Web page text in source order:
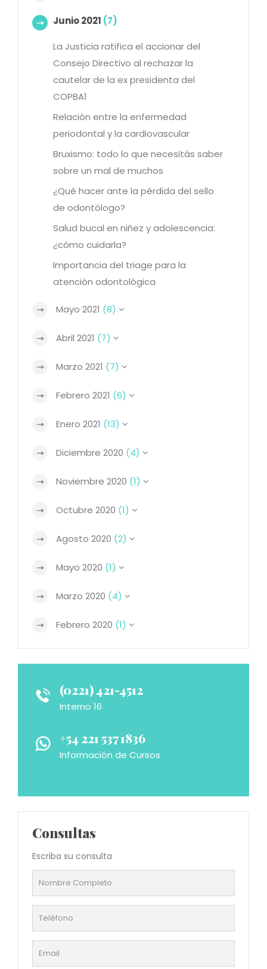
Junio 2021 (7)
La Justicia ratifica el accionar del
Consejo Directivo al rechazar la
cautelar de la ex presidenta del
COPBA1
Relación entre la enfermedad
periodontal y la cardiovascular
Bruxismo: todo lo que necesitás saber
sobre un mal de muchos
¿Qué hacer ante la pérdida del sello
de odontólogo?
Salud bucal en niñez y adolescencia:
¿cómo cuidarla?
Importancia del triage para la
atención odontológica
Mayo 2021 (8)
Abril 2021 (7)
Marzo 2021 (7)
Febrero 2021 (6)
Enero 2021 (13)
Diciembre 2020 (4)
Noviembre 2020 (1)
Octubre 2020 (1)
Agosto 2020 (2)
Mayo 2020 (1)
Marzo 2020 (4)
Febrero 2020 (1)
(0221) 421-4512
Interno 16
+54 221 537 1836
Información de Cursos
Consultas
Escriba su consulta